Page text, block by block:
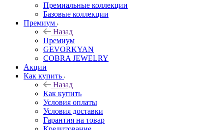
Премиальные коллекции
Базовые коллекции
Премиум
Назад
Премиум
GEVORKYAN
COBRA JEWELRY
Акции
Как купить
Назад
Как купить
Условия оплаты
Условия доставки
Гарантия на товар